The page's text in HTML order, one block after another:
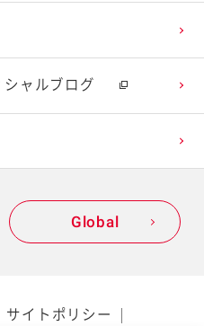
ャルブログ
Global
サイトポリシー